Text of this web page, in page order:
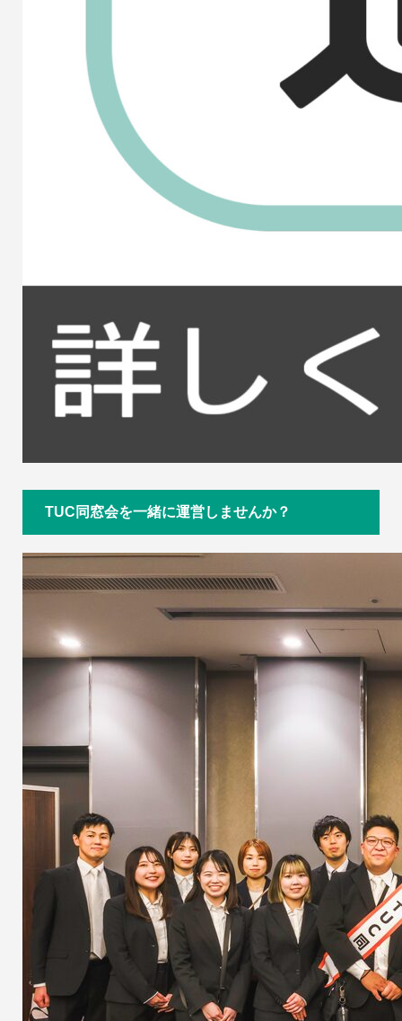
TUC同窓会を一緒に運営しませんか？